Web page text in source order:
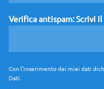
Verifica antispam: Scrivi
Con l'inserimento dei miei dati
Dati.